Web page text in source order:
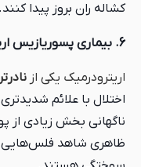
کشاله ران بروز پیدا کنند.
6. بیماری پسوریازیس اریترودرمیک
اریترودرمیک یکی از
اختلال با علائم
ناگهانی بخش زیادی از
ظاهری شاهد فلس‌هایی